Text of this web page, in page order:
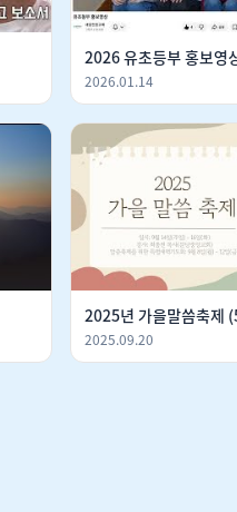
2026 유초등부 홍보영
2026.01.14
2025년 가을말씀축제
2025.09.20